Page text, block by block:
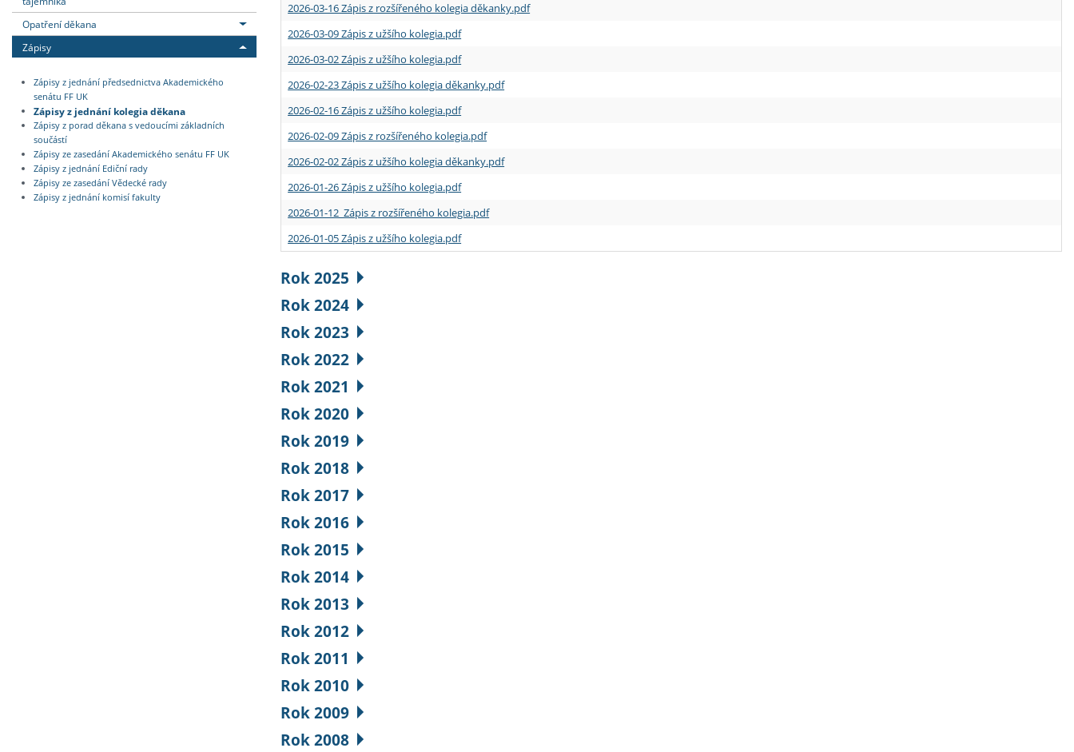
Opatření děkana
Zápisy
Zápisy z jednání předsednictva Akademického
senátu FF UK
Zápisy z jednání kolegia děkana
Zápisy z porad děkana s vedoucími základních
součástí
Zápisy ze zasedání Akademického senátu FF UK
Zápisy z jednání Ediční rady
Zápisy ze zasedání Vědecké rady
Zápisy z jednání komisí fakulty
2026-03-16 Zápis z rozšířeného kolegia děkanky.pdf
2026-03-09 Zápis z užšího kolegia.pdf
2026-03-02 Zápis z užšího kolegia.pdf
2026-02-23 Zápis z užšího kolegia děkanky.pdf
2026-02-16 Zápis z užšího kolegia.pdf
2026-02-09 Zápis z rozšířeného kolegia.pdf
2026-02-02 Zápis z užšího kolegia děkanky.pdf
2026-01-26 Zápis z užšího kolegia.pdf
2026-01-12 Zápis z rozšířeného kolegia.pdf
2026-01-05 Zápis z užšího kolegia.pdf
Rok 2025
Rok 2024
Rok 2023
Rok 2022
Rok 2021
Rok 2020
Rok 2019
Rok 2018
Rok 2017
Rok 2016
Rok 2015
Rok 2014
Rok 2013
Rok 2012
Rok 2011
Rok 2010
Rok 2009
Rok 2008